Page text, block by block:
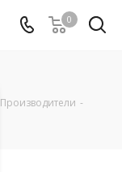
0
Производители -